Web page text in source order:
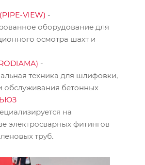
VIEW) -
оборудование для
осмотра шахт и
-
техника для шлифовки,
обслуживания бетонных
на
электросварных фитингов
труб.